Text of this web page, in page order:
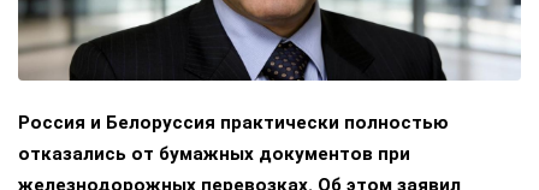
Россия и Белоруссия практически полностью
отказались от бумажных документов при
железнодорожных перевозках. Об этом заявил